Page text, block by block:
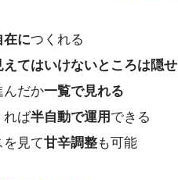
在につくれる
えてはいけないところは隠
んだか一覧で見れる
れば半自動で運用 できる
見て甘辛調整も可能